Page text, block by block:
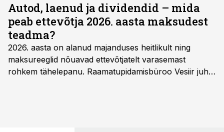
Autod, laenud ja dividendid – mida
peab ettevõtja 2026. aasta maksudest
teadma?
2026. aasta on alanud majanduses heitlikult ning
maksureeglid nõuavad ettevõtjatelt varasemast
rohkem tähelepanu. Raamatupidamisbüroo Vesiir juht